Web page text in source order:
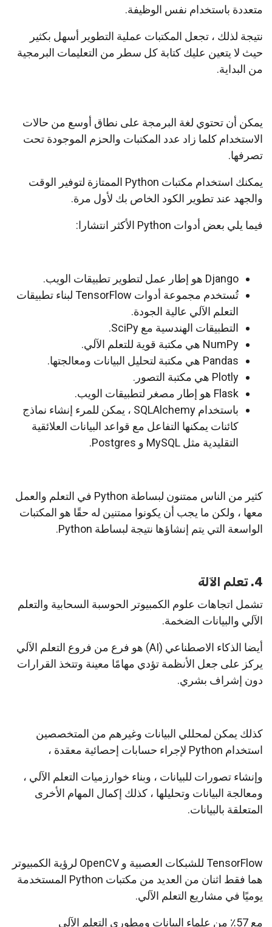
متعددة باستخدام نفس الوظيفة.
نتيجة لذلك ، تجعل المكتبات عملية التطوير أسهل بكثير
حيث لا يتعين عليك كتابة كل سطر من التعليمات البرمجية
من البداية.
يمكن أن تحتوي لغة البرمجة على نطاق أوسع من حالات
الاستخدام كلما زاد عدد المكتبات والحزم الموجودة تحت
تصرفها.
يمكنك استخدام مكتبات Python الممتازة لتوفير الوقت
والجهد عند تطوير الكود الخاص بك لأول مرة.
فيما يلي بعض أدوات Python الأكثر انتشارا:
Django هو إطار عمل لتطوير تطبيقات الويب.
تُستخدم مجموعة أدوات TensorFlow لبناء تطبيقات
التعلم الآلي عالية الجودة.
التطبيقات الهندسية مع SciPy.
NumPy هي مكتبة قوية للتعلم الآلي.
Pandas هي مكتبة لتحليل البيانات ومعالجتها.
Plotly هي مكتبة التصور.
Flask هو إطار مصغر لتطبيقات الويب.
باستخدام SQLAlchemy ، يمكن للمرء إنشاء نماذج
كائنات يمكنها التفاعل مع قواعد البيانات العلائقية
التقليدية مثل MySQL و Postgres.
كثير من الناس ممتنون لبساطة Python في التعلم والعمل
معها ، ولكن ما يجب أن يكونوا ممتنين له حقًا هو المكتبات
الواسعة التي يتم إنشاؤها نتيجة لبساطة Python.
4. تعلم الآلة
تشمل اتجاهات علوم الكمبيوتر الحوسبة السحابية والتعلم
الآلي والبيانات الضخمة.
أيضا الذكاء الاصطناعي (AI) هو فرع من فروع التعلم الآلي
يركز على جعل الأنظمة تؤدي مهامًا معينة وتتخذ القرارات
دون إشراف بشري.
كذلك يمكن لمحللي البيانات وغيرهم من المتخصصين
استخدام Python لإجراء حسابات إحصائية معقدة ،
وإنشاء تصورات للبيانات ، وبناء خوارزميات التعلم الآلي ،
ومعالجة البيانات وتحليلها ، كذلك إكمال المهام الأخرى
المتعلقة بالبيانات.
TensorFlow للشبكات العصبية و OpenCV لرؤية الكمبيوتر
هما فقط اثنان من العديد من مكتبات Python المستخدمة
يوميًا في مشاريع التعلم الآلي.
مع 57٪ من علماء البيانات ومطوري التعلم الآلي